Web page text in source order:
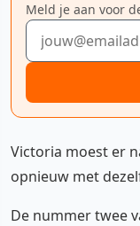
Meld je aan voor
E-mailadres
Victoria moest er
opnieuw met
De nummer twee